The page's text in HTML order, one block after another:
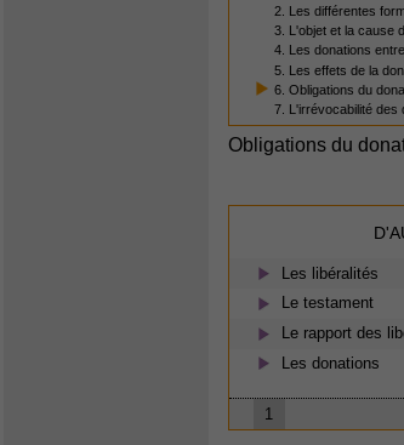
2. Les différentes
3. L'objet et la cause
4. Les donations
5. Les effets de la
6. Obligations du
7. L'irrévocabilité des
Obligations du
Les libéralités
Le testament
Le rapport des
Les donations
1